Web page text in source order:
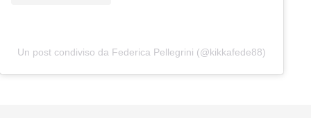
Un post condiviso da Federica Pellegrini (@kikkafede88)